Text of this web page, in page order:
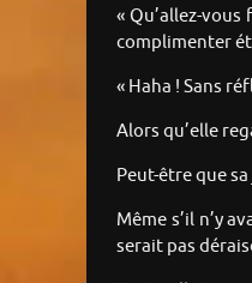
« Qu’allez-
complimenter
« Haha ! Sans
Alors qu’elle
Peut-être que
Même s’il n’y
serait pas